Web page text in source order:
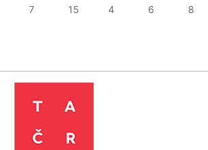
7 15 4 6 8